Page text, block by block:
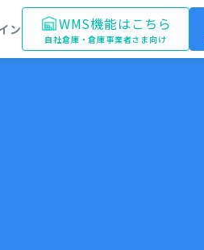
ン WMS機能はこちら
自社倉庫・倉庫事業者さま向け